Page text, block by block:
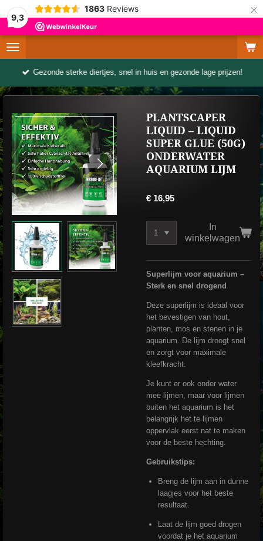
9,3
1863 Reviews ×
Gezonde sterke diertjes, snel in huis en gezonde lage prijzen!
PLANTSCAPER
LIQUID – LIQUID
SUPER GLUE (50G)
ONDERWATER
AQUARIUM LIJM
€ 16,95
In
winkelwagen
Superlijm voor aquarium –
Sterk en snel drogend
Deze superlijm is ideaal voor
het bevestigen van hout,
planten, mos en stenen in je
aquarium. De lijm droogt snel
en zorgt voor maximale
kleefkracht.
Je kunt er ook onder water
mee lijmen, maar voor lijmen
buiten het aquarium is het
belangrijk het te lijmen
oppervlak eerst nat te maken
voor de beste hechting.
Gebruikstips:
Breng de lijm aan in dunne
laagjes voor het beste
resultaat.
Laat de lijm goed drogen
voordat je het aquarium